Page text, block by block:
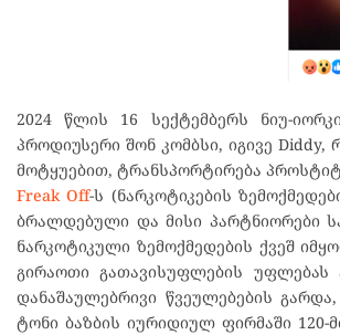
2024 წლის 16 სექტემბერს ნიუ-
პროდიუსერი შონ კომბსი, იგივე
მოტყუებით, ტრანსპორტირება
Freak Off-ს (ნარკოტიკების
ბრალდებული და მისი პარტნიორები
ნარკოტიკული ზემოქმედების ქვეშ
გირაოთი გათავისუფლების უფლებას
დანაშაულებრივი წვეულებების
ტონი ბაზბის იურიდიულ ფირმაში 120-